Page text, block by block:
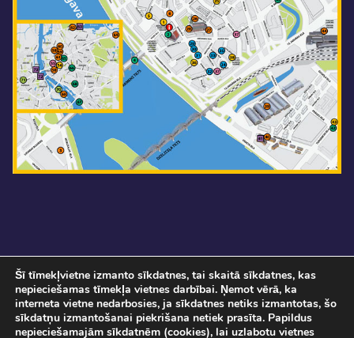
Šī tīmekļvietne izmanto sīkdatnes, tai skaitā sīkdatnes, kas
nepieciešamas tīmekļa vietnes darbībai. Ņemot vērā, ka
interneta vietne nedarbosies, ja sīkdatnes netiks izmantotas, šo
sīkdatņu izmantošanai piekrišana netiek prasīta. Papildus
nepieciešamajām sīkdatnēm (cookies), lai uzlabotu vietnes